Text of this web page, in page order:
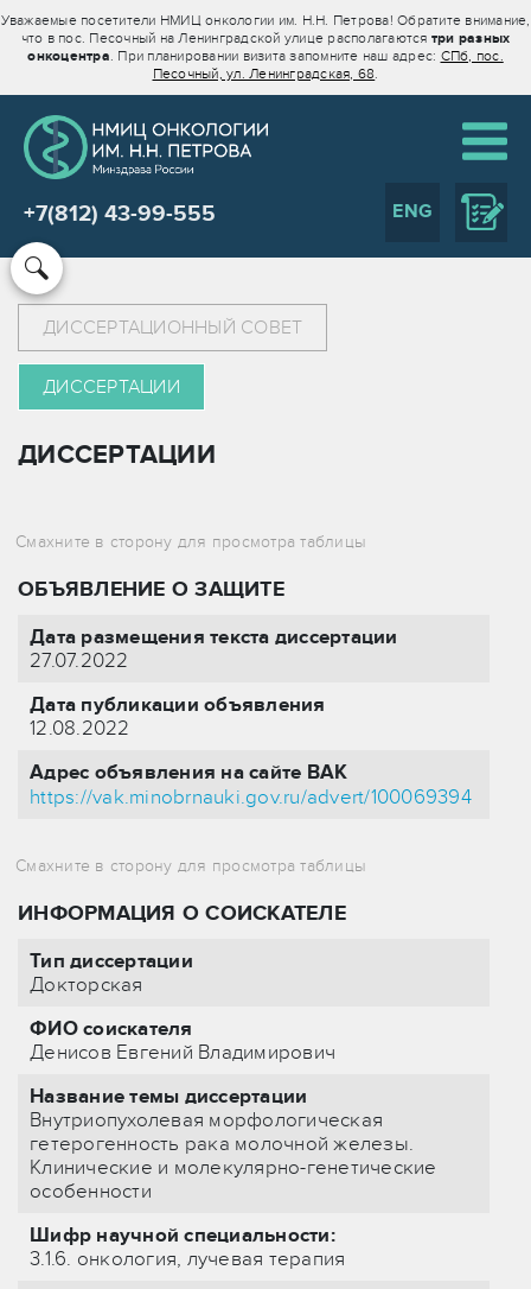
Уважаемые посетители НМИЦ онкологии им. Н.Н. Петрова! Обратите внимание,
что в пос. Песочный на Ленинградской улице располагаются три разных
онкоцентра. При планировании визита запомните наш адрес: СПб, пос.
Песочный, ул. Ленинградская, 68.
+7(812) 43-99-555 ENG
ДИССЕРТАЦИОННЫЙ СОВЕТ
ДИССЕРТАЦИИ
ДИССЕРТАЦИИ
ОБЪЯВЛЕНИЕ О ЗАЩИТЕ
Дата размещения текста диссертации
27.07.2022
Дата публикации объявления
12.08.2022
Адрес объявления на сайте ВАК
https://vak.minobrnauki.gov.ru/advert/100069394
ИНФОРМАЦИЯ О СОИСКАТЕЛЕ
Тип диссертации
Докторская
ФИО соискателя
Денисов Евгений Владимирович
Название темы диссертации
Внутриопухолевая морфологическая
гетерогенность рака молочной железы.
Клинические и молекулярно-генетические
особенности
Шифр научной специальности:
3.1.6. онкология, лучевая терапия